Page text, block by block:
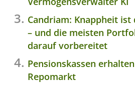
Candriam: Knappheit ist
– und die meisten
darauf vorbereitet
Pensionskassen
Repomarkt